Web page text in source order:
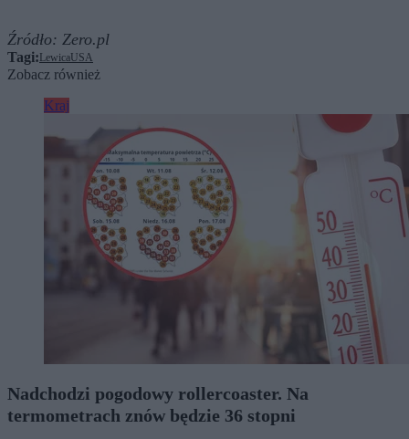
Źródło: Zero.pl
Tagi:LewicaUSA
Zobacz również
Kraj
Nadchodzi pogodowy rollercoaster. Na
termometrach znów będzie 36 stopni